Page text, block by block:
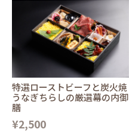
特選ローストビーフと炭火焼
うなぎちらしの厳選幕の内御
膳
¥2,500